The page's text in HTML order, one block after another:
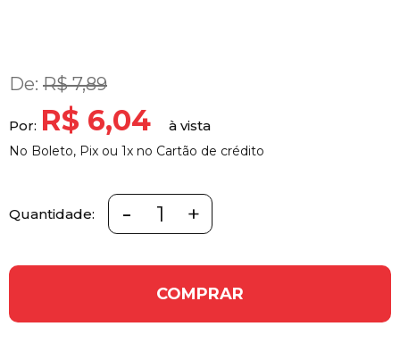
De: R$ 7,89
Por: R$ 6,04
No Boleto, Pix ou 1x no Cartão de crédito
Quantidade: - +
COMPRAR